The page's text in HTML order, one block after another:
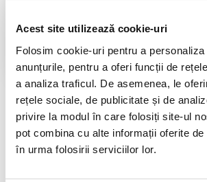
Acest site utilizează cookie-uri
Folosim cookie-uri pentru a
anunțurile, pentru a oferi funcții de
a analiza traficul. De asemenea, le
rețele sociale, de publicitate și de
privire la modul în care folosiți site-ul
pot combina cu alte informații oferite
în urma folosirii serviciilor lor.
in 14 zile si banii inapoi
GARANTIE PRODUSE
pentru toate produsele
DESCRIERE PRODUS
Pandantiv piatra bruta naturala 100%